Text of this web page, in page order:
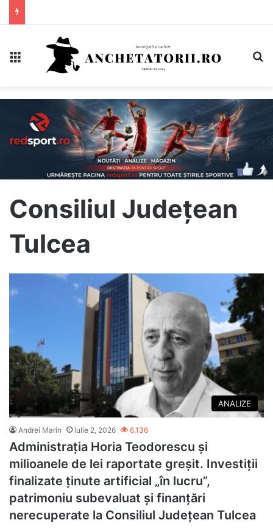
Consiliul Județean
Tulcea
ANALIZE
Andrei Marin iulie 2, 2026 6.136
Administrația Horia Teodorescu și
milioanele de lei raportate greșit. Investiții
finalizate ținute artificial „în lucru”,
patrimoniu subevaluat și finanțări
nerecuperate la Consiliul Județean Tulcea